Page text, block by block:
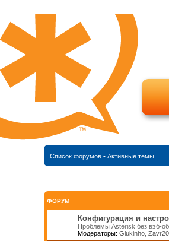
Список форумов• Активные темы
ФОРУМ
Конфигурация и
Проблемы Asterisk без вэб-
Модераторы: Glukinho,